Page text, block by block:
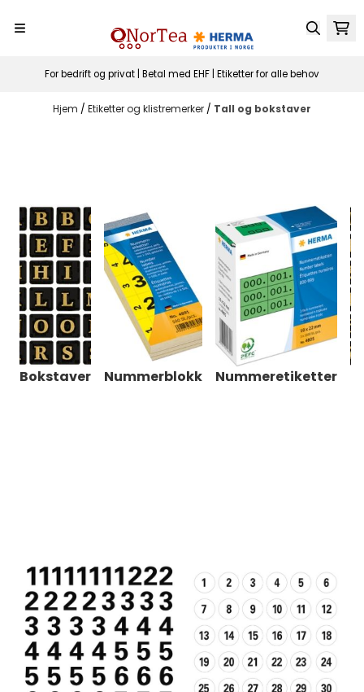
For bedrift og privat | Betal med EHF | Etiketter for alle behov
Hjem / Etiketter og klistremerker / Tall og bokstaver
Bokstaver Nummerblokk Nummeretiketter